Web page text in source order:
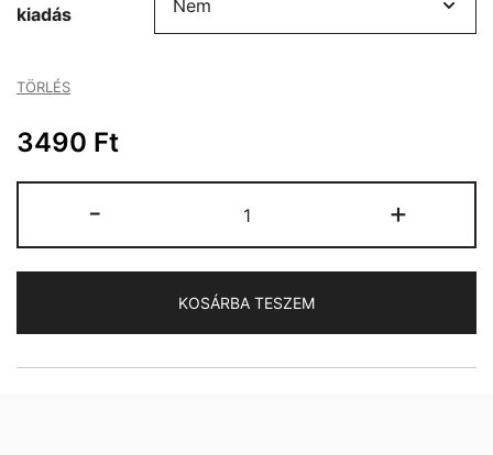
kiadás
TÖRLÉS
3490 Ft
-
nagy
pénzrablás
mennyiség
+
KOSÁRBA TESZEM